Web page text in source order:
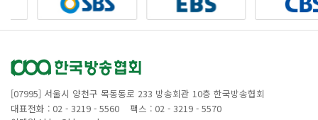
[07995] 서울시 양천구 목동동로 233 방송회관 10층 한국방송협회
대표전화 : 02 - 3219 - 5560
팩스 : 02 - 3219 - 5570